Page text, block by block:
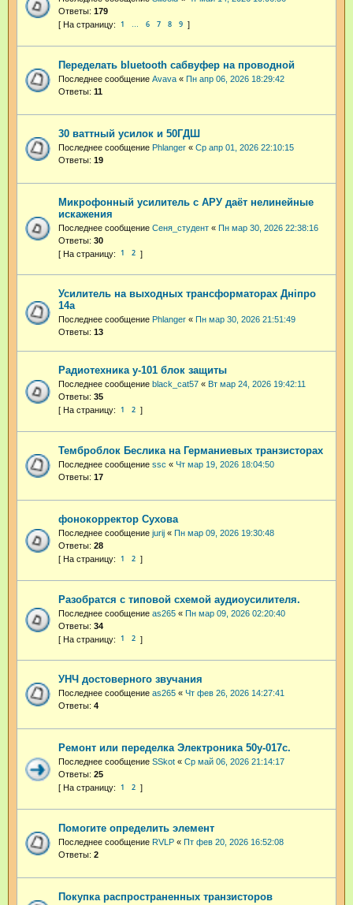
Ответы: 179
1 … 6 7 8 9
Переделать bluetooth сабвуфер на проводной
Последнее сообщение Avava « Пн апр 06, 2026 18:29:42
Ответы: 11
30 ваттный усилок и 50ГДШ
Последнее сообщение Phlanger « Ср апр 01, 2026 22:10:15
Ответы: 19
Микрофонный усилитель с АРУ даёт нелинейные
искажения
Последнее сообщение Сеня_студент « Пн мар 30, 2026 22:38:16
Ответы: 30
1 2
Усилитель на выходных трансформаторах Днiпро
14а
Последнее сообщение Phlanger « Пн мар 30, 2026 21:51:49
Ответы: 13
Радиотехника у-101 блок защиты
Последнее сообщение black_cat57 « Вт мар 24, 2026 19:42:11
Ответы: 35
1 2
Темброблок Беслика на Германиевых транзисторах
Последнее сообщение ssc « Чт мар 19, 2026 18:04:50
Ответы: 17
фонокорректор Сухова
Последнее сообщение jurij « Пн мар 09, 2026 19:30:48
Ответы: 28
1 2
Разобратся с типовой схемой аудиоусилителя.
Последнее сообщение as265 « Пн мар 09, 2026 02:20:40
Ответы: 34
1 2
УНЧ достоверного звучания
Последнее сообщение as265 « Чт фев 26, 2026 14:27:41
Ответы: 4
Ремонт или переделка Электроника 50у-017с.
Последнее сообщение SSkot « Ср май 06, 2026 21:14:17
Ответы: 25
1 2
Помогите определить элемент
Последнее сообщение RVLP « Пт фев 20, 2026 16:52:08
Ответы: 2
Покупка распространенных транзисторов